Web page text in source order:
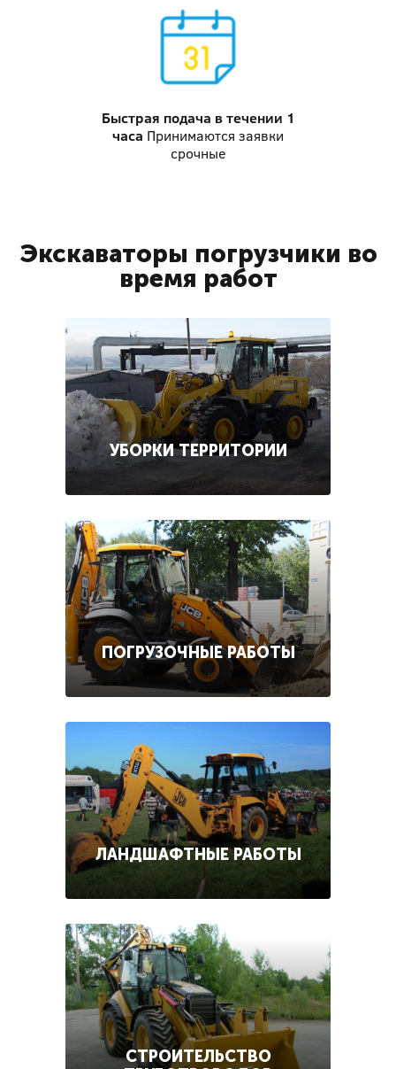
Быстрая подача в течении 1
часа Принимаются заявки
срочные
Экскаваторы погрузчики во
время работ
УБОРКИ ТЕРРИТОРИИ
ПОГРУЗОЧНЫЕ РАБОТЫ
ЛАНДШАФТНЫЕ РАБОТЫ
СТРОИТЕЛЬСТВО